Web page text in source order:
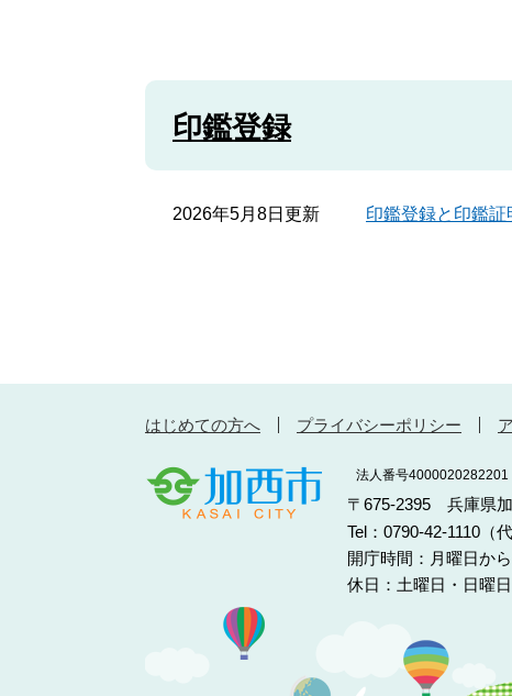
印鑑登録
2026年5月8日更新 印鑑登録と印鑑証
はじめての方へ プライバシーポリシー
法人番号4000020282201
〒675-2395 兵庫県
Tel：0790-42-1110（代
開庁時間：月曜日か
休日：土曜日・日曜